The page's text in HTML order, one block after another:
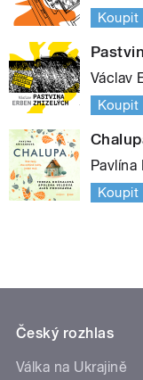
Koupit
Václav
Koupit
Pavlína
Koupit
Český rozhlas
Válka na Ukrajině